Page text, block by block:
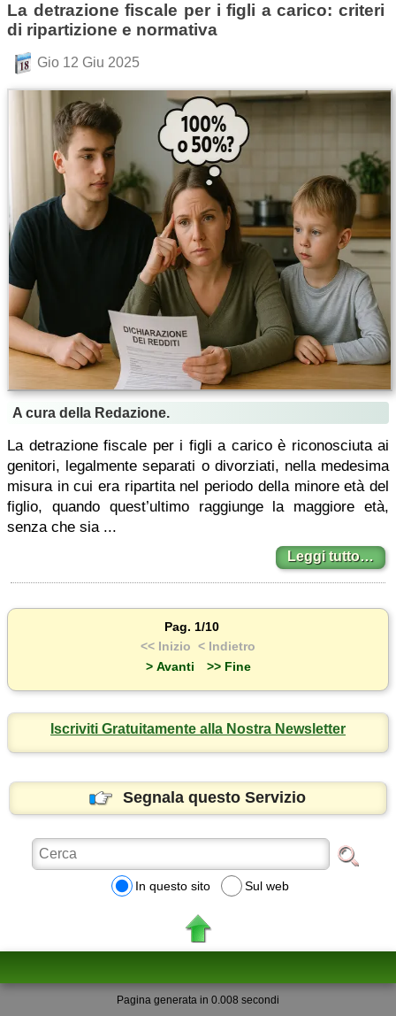
La detrazione fiscale per i figli a carico: criteri
di ripartizione e normativa
Gio 12 Giu 2025
A cura della Redazione.
La detrazione fiscale per i figli a carico è riconosciuta ai
genitori, legalmente separati o divorziati, nella medesima
misura in cui era ripartita nel periodo della minore età del
figlio, quando quest’ultimo raggiunge la maggiore età,
senza che sia ...
Leggi tutto…
Pag. 1/10
<< Inizio < Indietro
> Avanti
>> Fine
Iscriviti Gratuitamente alla Nostra Newsletter
Segnala questo Servizio
In questo sito Sul web
Pagina generata in 0.008 secondi